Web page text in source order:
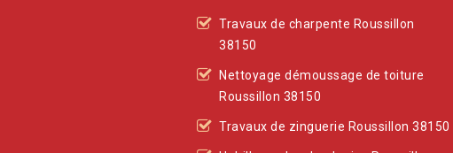
Travaux de charpente Roussillon
38150
Nettoyage démoussage de toiture
Roussillon 38150
Travaux de zinguerie Roussillon 38150